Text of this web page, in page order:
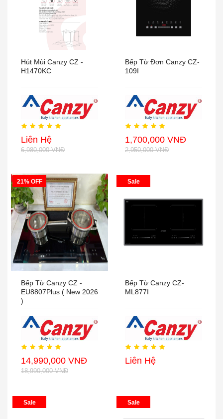
Hút Mùi Canzy CZ -
H1470KC
Liên Hệ
6,980,000 VNĐ
Bếp Từ Đơn Canzy CZ-
109I
1,700,000 VNĐ
2,950,000 VNĐ
21% OFF
Bếp Từ Canzy CZ -
EU8807Plus ( New 2026
)
14,990,000 VNĐ
18,990,000 VNĐ
Sale
Bếp Từ Canzy CZ-
ML877I
Liên Hệ
Sale Sale